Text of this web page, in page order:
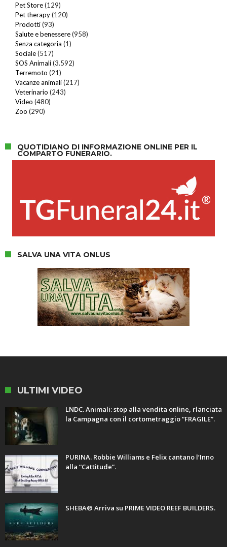
Pet Store(129)
Pet therapy(120)
Prodotti(93)
Salute e benessere(958)
Senza categoria (1)
Sociale(517)
SOS Animali(3.592)
Terremoto (21)
Vacanze animali(217)
Veterinario (243)
Video (480)
Zoo (290)
QUOTIDIANO DI INFORMAZIONE ONLINE PER IL
COMPARTO FUNERARIO.
SALVA UNA VITA ONLUS
ULTIMI VIDEO
LNDC. Animali: stop alla vendita online, rlanciata
la Campagna con il cortometraggio “FRAGILE”.
PURINA. Robbie Williams e Felix cantano l’Inno
alla “Cattitude”.
SHEBA® Arriva su PRIME VIDEO REEF BUILDERS.